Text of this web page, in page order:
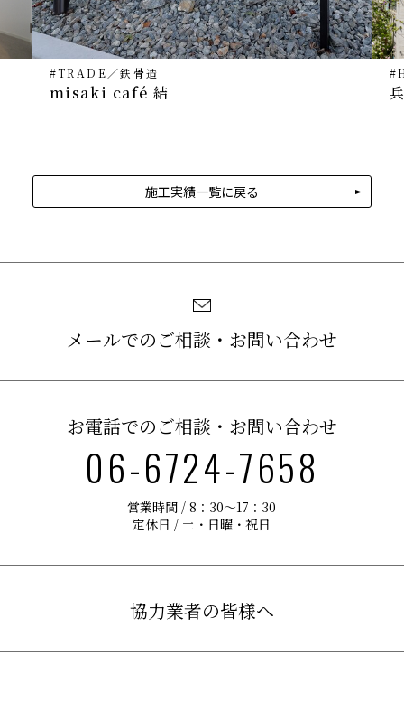
#TRADE ／鉄骨造
misaki café 結
施工実績一覧に戻る
メールでのご相談・お問い合わせ
お電話でのご相談・お問い合わせ
06-6724-7658
営業時間 / 8：30〜17：30
定休日 / 土・日曜・祝日
協力業者の皆様へ